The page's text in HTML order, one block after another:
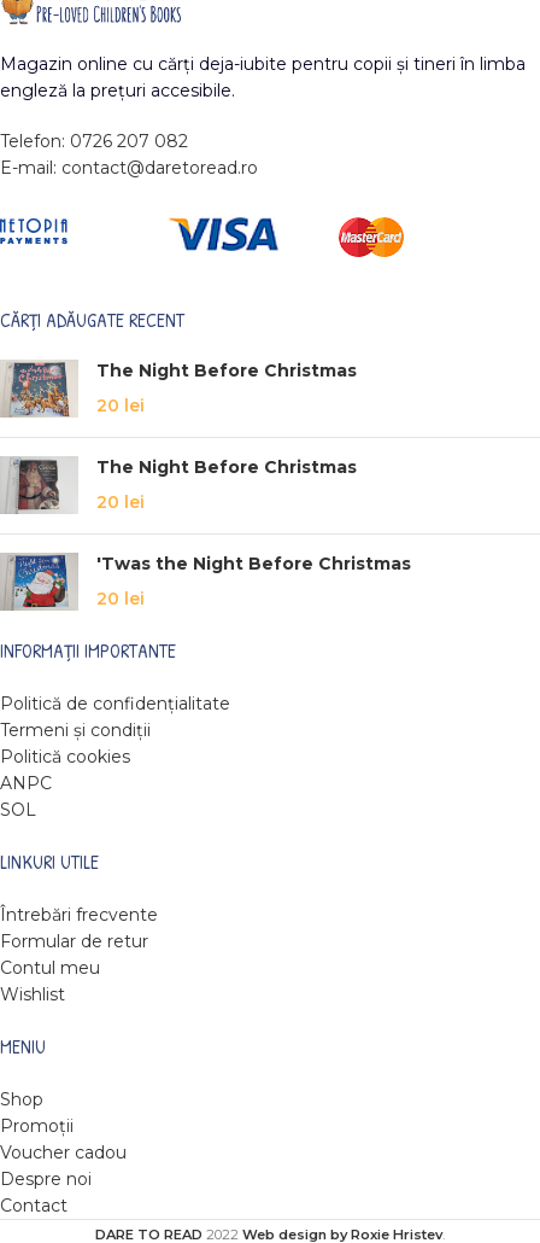
Magazin online cu cărți deja-iubite pentru copii și tineri în limba
engleză la prețuri accesibile.
Telefon: 0726 207 082
E-mail: contact@daretoread.ro
CĂRȚI ADĂUGATE RECENT
The Night Before Christmas
20 lei
The Night Before Christmas
20 lei
'Twas the Night Before Christmas
20 lei
INFORMAȚII IMPORTANTE
Politică de confidențialitate
Termeni și condiții
Politică cookies
ANPC
SOL
LINKURI UTILE
Întrebări frecvente
Formular de retur
Contul meu
Wishlist
MENIU
Shop
Promoții
Voucher cadou
Despre noi
Contact
DARE TO READ 2022 Web design by Roxie Hristev.